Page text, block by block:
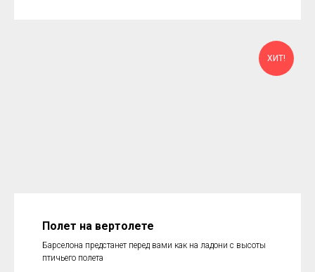
ХИТ!
Полет на вертолете
Барселона предстанет перед вами как на ладони с высоты
птичьего полета